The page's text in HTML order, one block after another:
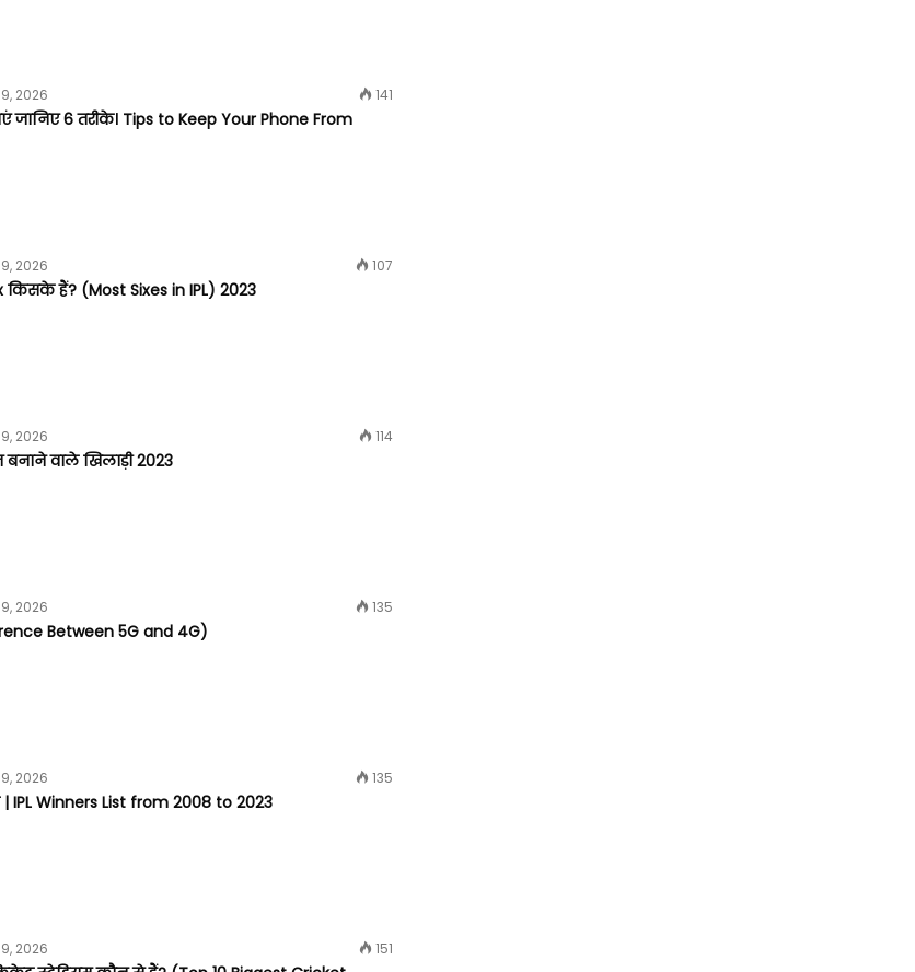
2026 141
जानिए 6 तरीके। Tips to Keep Your Phone From
2026 107
किसके हैं? (Most Sixes in IPL) 2023
2026 114
वाले खिलाड़ी 2023
2026 135
Between 5G and 4G)
2026 135
IPL Winners List from 2008 to 2023
2026 151